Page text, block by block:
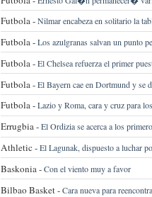
Futbola -Nilmar encabeza en solitario la
Futbola -Los azulgranas salvan un punto
Futbola -El Chelsea refuerza el primer
Futbola -El Bayern cae en Dortmund y se
Futbola -Lazio y Roma, cara y cruz para
Errugbia -El Ordizia se acerca a los
Athletic -El Lagunak, dispuesto a luchar
Baskonia -Con el viento muy a favor
Bilbao Basket -Cara nueva para